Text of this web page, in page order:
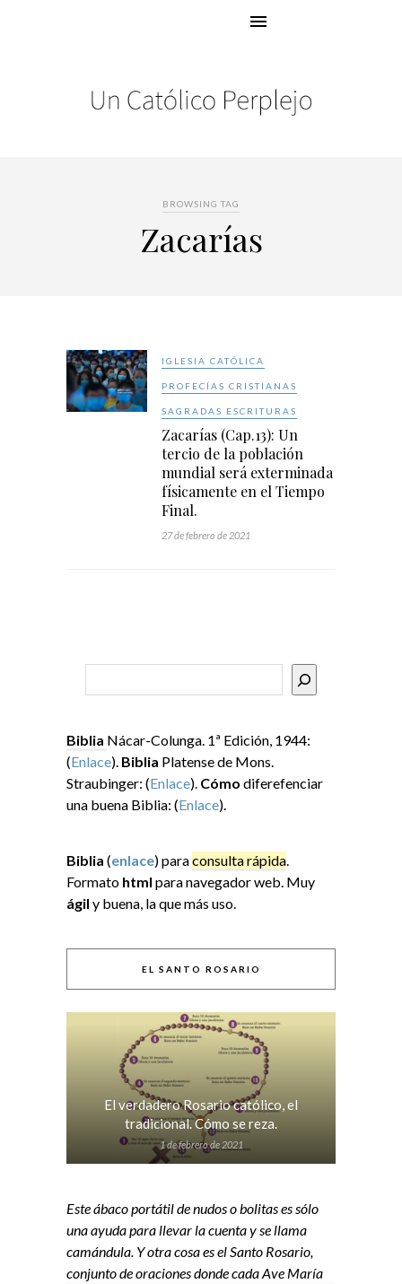
BROWSING TAG
Zacarías
IGLESIA CATÓLICA
PROFECÍAS CRISTIANAS
SAGRADAS ESCRITURAS
Zacarías (Cap.13): Un
tercio de la población
mundial será exterminada
físicamente en el Tiempo
Final.
27 de febrero de 2021
Biblia Nácar-Colunga. 1ª Edición, 1944:
(Enlace). Biblia Platense de Mons.
Straubinger: (Enlace). Cómo diferefenciar
una buena Biblia: (Enlace).
Biblia (enlace) paraconsulta rápida.
Formato html para navegador web. Muy
ágil y buena, la que más uso.
EL SANTO ROSARIO
El verdadero Rosario católico, el
tradicional. Cómo se reza.
1 de febrero de 2021
Este ábaco portátil de nudos o bolitas es sólo
una ayuda para llevar la cuenta y se llama
camándula. Y otra cosa es el Santo Rosario,
conjunto de oraciones donde cada Ave María